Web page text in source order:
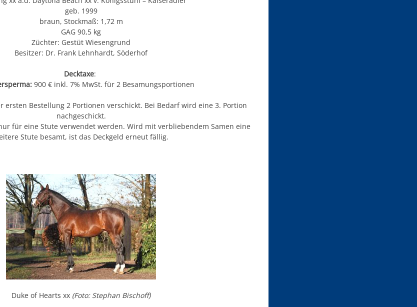
geb. 1999
braun, Stockmaß: 1,72 m
GAG 90,5 kg
Züchter: Gestüt Wiesengrund
Besitzer: Dr. Frank Lehnhardt, Söderhof
Decktaxe:
900 € inkl. 7% MwSt. für 2 Besamungsportionen
ersten Bestellung 2 Portionen verschickt. Bei Bedarf wird eine 3. Portion
nachgeschickt.
für eine Stute verwendet werden. Wird mit verbliebendem Samen eine
Stute besamt, ist das Deckgeld erneut fällig.
Duke of Hearts xx (Foto: Stephan Bischoff)